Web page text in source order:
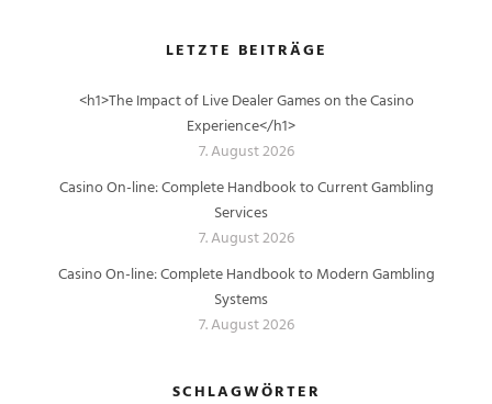
LETZTE BEITRÄGE
<h1>The Impact of Live Dealer Games on the Casino
Experience</h1>
7. August 2026
Casino On-line: Complete Handbook to Current Gambling
Services
7. August 2026
Casino On-line: Complete Handbook to Modern Gambling
Systems
7. August 2026
SCHLAGWÖRTER